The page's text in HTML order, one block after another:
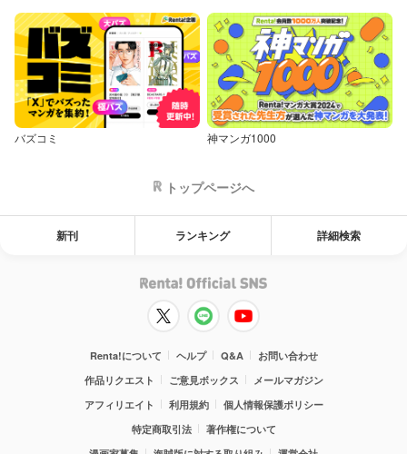
バズコミ 神マンガ1000
トップページへ
新刊 ランキング 詳細検索
Renta!について ヘルプ Q&A
お問い合わせ
作品リクエスト
ご意見ボックス
メールマガジン
アフィリエイト
利用規約
個人情報保護ポリシー
特定商取引法
著作権について